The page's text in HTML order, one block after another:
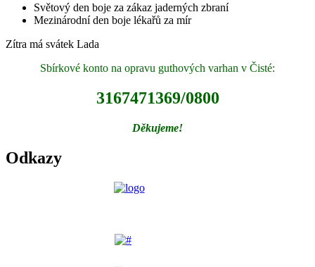
Světový den boje za zákaz jaderných zbraní
Mezinárodní den boje lékařů za mír
Zítra má svátek Lada
Sbírkové konto na opravu guthových varhan v Čisté:
3167471369/0800
Děkujeme!
Odkazy